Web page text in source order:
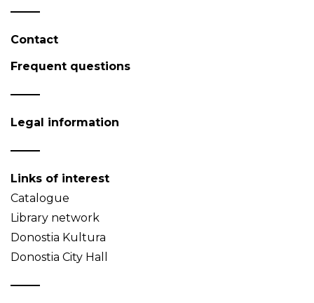
Contact
Frequent questions
Legal information
Links of interest
Catalogue
Library network
Donostia Kultura
Donostia City Hall